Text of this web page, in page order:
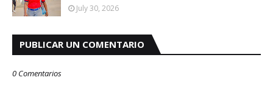
July 30, 2026
PUBLICAR UN COMENTARIO
0 Comentarios